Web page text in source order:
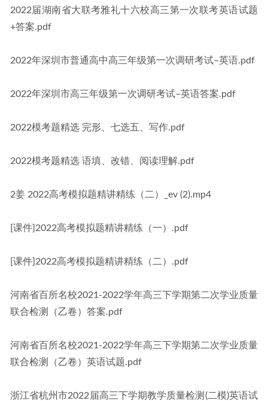
2022届湖南省大联考雅礼十六校高三第一次联考英语试题
+答案.pdf
2022年深圳市普通高中高三年级第一次调研考试–英语.pdf
2022年深圳市高三年级第一次调研考试–英语答案.pdf
2022模考题精选 完形、七选五、写作.pdf
2022模考题精选 语填、改错、阅读理解.pdf
2姜 2022高考模拟题精讲精练（二）_ev (2).mp4
[课件]2022高考模拟题精讲精练（一）.pdf
[课件]2022高考模拟题精讲精练（二）.pdf
河南省百所名校2021-2022学年高三下学期第二次学业质量
联合检测（乙卷）答案.pdf
河南省百所名校2021-2022学年高三下学期第二次学业质量
联合检测（乙卷）英语试题.pdf
浙江省杭州市2022届高三下学期教学质量检测(二模)英语试